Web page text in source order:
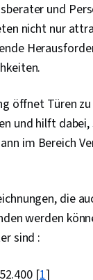
und
nicht nur
öffnet Türen
und hilft dabei,
im Bereich
die
werden
sind :
[1]